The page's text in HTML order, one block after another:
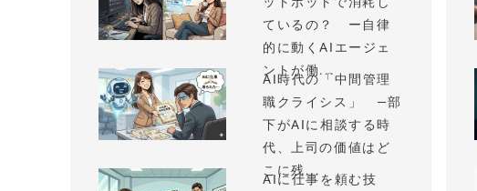
ているの？ ー自律
的に動くAIエージェ
ントが働...
AI時代の「中間管理
職クライシス」 —部
下がAIに相談する時
代、上司の価値はど
こに残...
AIに仕事を頼む技